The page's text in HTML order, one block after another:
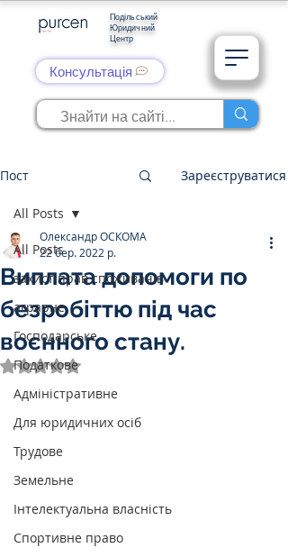
Подільський
Юридичний
Центр
Консультація
Пост Зареєструватися
All Posts
захист прав споживачів
аграрне
Господарське
Податкове
Адміністративне
Для юридичних осіб
Трудове
Земельне
Інтелектуальна власність
Спортивне право
All Posts
Виплата допомоги по
безробіттю під час
воєнного стану.
Олександр ОСКОМА
22 бер. 2022 р.
Оцінка: NaN з 5 зірок.